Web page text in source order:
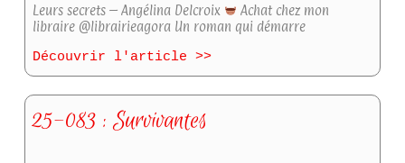
Leurs secrets – Angélina Delcroix
Achat chez mon
libraire @librairieagora Un roman qui démarre
Découvrir l'article >>
25-083 : Survivantes